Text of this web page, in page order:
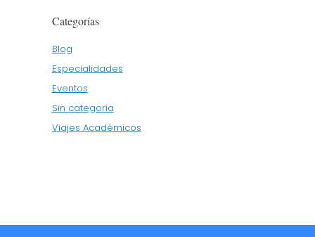
Categorías
Blog
Especialidades
Eventos
Sin categoría
Viajes Académicos